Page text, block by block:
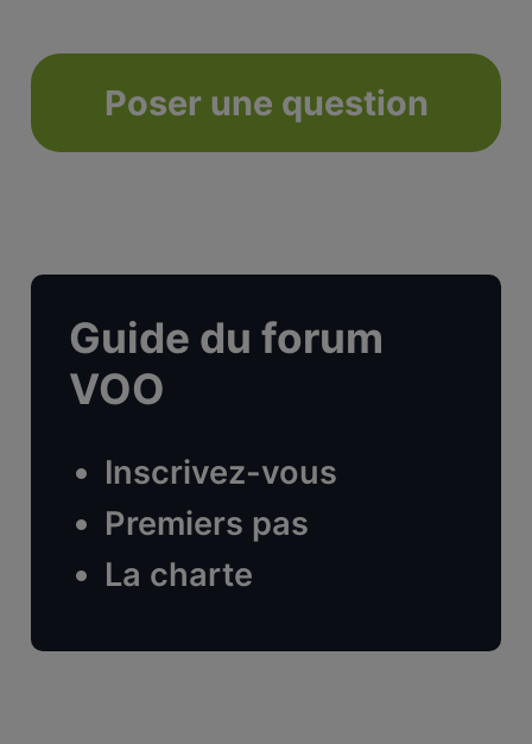
Poser une question
Guide du forum
VOO
Inscrivez-vous
Premiers pas
La charte